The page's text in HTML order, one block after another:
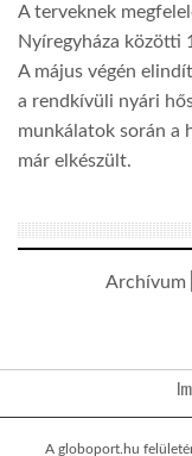
A terveknek
Nyíregyháza közötti
A május végén
a rendkívüli nyári
munkálatok során a
már elkészült.
Archívum
A globoport.hu